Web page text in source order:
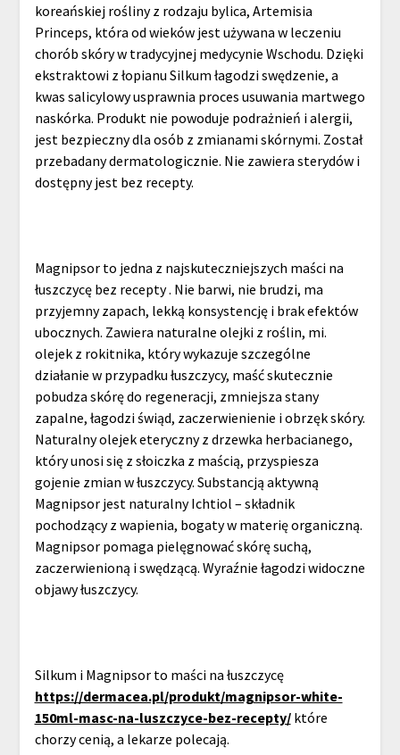
koreańskiej rośliny z rodzaju bylica, Artemisia
Princeps, która od wieków jest używana w leczeniu
chorób skóry w tradycyjnej medycynie Wschodu. Dzięki
ekstraktowi z łopianu Silkum łagodzi swędzenie, a
kwas salicylowy usprawnia proces usuwania martwego
naskórka. Produkt nie powoduje podrażnień i alergii,
jest bezpieczny dla osób z zmianami skórnymi. Został
przebadany dermatologicznie. Nie zawiera sterydów i
dostępny jest bez recepty.
Magnipsor to jedna z najskuteczniejszych maści na
łuszczycę bez recepty . Nie barwi, nie brudzi, ma
przyjemny zapach, lekką konsystencję i brak efektów
ubocznych. Zawiera naturalne olejki z roślin, mi.
olejek z rokitnika, który wykazuje szczególne
działanie w przypadku łuszczycy, maść skutecznie
pobudza skórę do regeneracji, zmniejsza stany
zapalne, łagodzi świąd, zaczerwienienie i obrzęk skóry.
Naturalny olejek eteryczny z drzewka herbacianego,
który unosi się z słoiczka z maścią, przyspiesza
gojenie zmian w łuszczycy. Substancją aktywną
Magnipsor jest naturalny Ichtiol – składnik
pochodzący z wapienia, bogaty w materię organiczną.
Magnipsor pomaga pielęgnować skórę suchą,
zaczerwienioną i swędzącą. Wyraźnie łagodzi widoczne
objawy łuszczycy.
Silkum i Magnipsor to maści na łuszczycę
https://dermacea.pl/produkt/magnipsor-white-
150ml-masc-na-luszczyce-bez-recepty/które
chorzy cenią, a lekarze polecają.